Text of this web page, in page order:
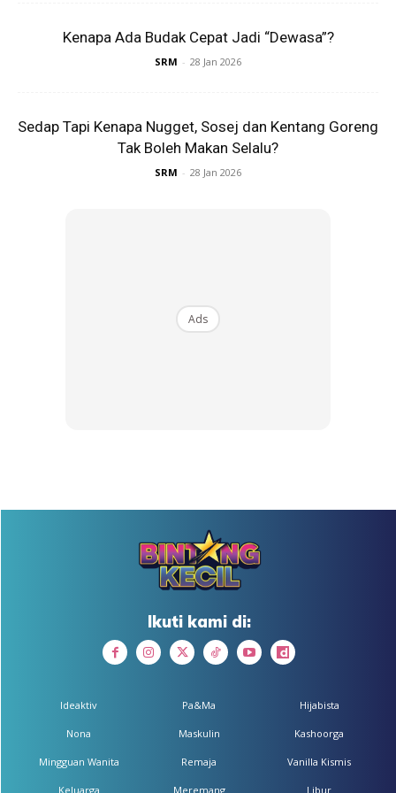
Rupanya sebelum siak tu masuk saf, dia mmg akan rotan
je randomly mana2 budak sebagai amaran supaya budak
tiba-tiba ada budak bising atau lari-lari.
Kenapa Ada Budak Cepat Jadi “Dewasa”?
SRM - 28 Jan 2026
Sedap Tapi Kenapa Nugget, Sosej dan Kentang Goreng
Tak Boleh Makan Selalu?
SRM - 28 Jan 2026
Ads
Ikuti kami di:
Ideaktiv
Nona
Mingguan Wanita
Keluarga
Pa&Ma
Maskulin
Remaja
Meremang
Hijabista
Kashoorga
Vanilla Kismis
Libur